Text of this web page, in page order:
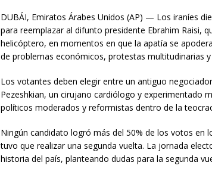
DUBÁI, Emiratos Árabes Unidos (AP) — Los iraníes
para reemplazar al difunto presidente Ebrahim Raisi,
helicóptero, en momentos en que la apatía se
de problemas económicos, protestas multitudinarias
Los votantes deben elegir entre un antiguo
Pezeshkian, un cirujano cardiólogo y experimentado
políticos moderados y reformistas dentro de la
Ningún candidato logró más del 50% de los votos en
tuvo que realizar una segunda vuelta. La jornada
historia del país, planteando dudas para la segunda